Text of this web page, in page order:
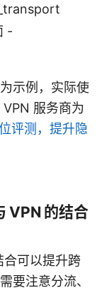
-
示例，实际使
服务商为
评测，提升隐
VPN 的结合
可以提升跨
要注意分流、